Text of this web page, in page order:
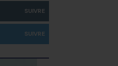
SUIVRE
SUIVRE